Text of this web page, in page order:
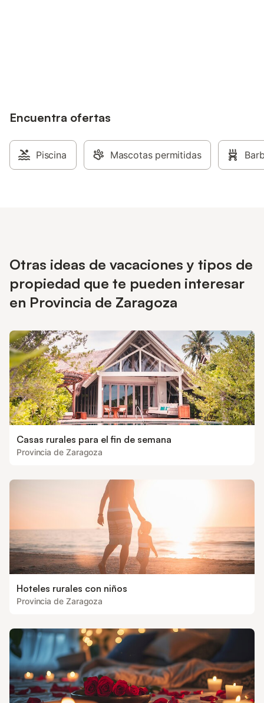
Encuentra ofertas
Piscina Mascotas permitidas
Otras ideas de vacaciones y tipos de
propiedad que te pueden interesar
en Provincia de Zaragoza
Casas rurales para el fin de semana
Provincia de Zaragoza
Hoteles rurales con niños
Provincia de Zaragoza